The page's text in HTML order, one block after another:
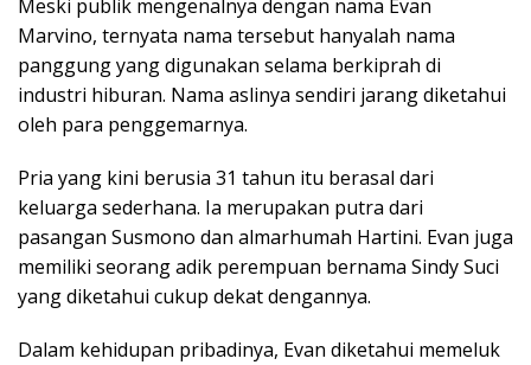
Meski publik mengenalnya dengan nama Evan
Marvino, ternyata nama tersebut hanyalah nama
panggung yang digunakan selama berkiprah di
industri hiburan. Nama aslinya sendiri jarang diketahui
oleh para penggemarnya.
Pria yang kini berusia 31 tahun itu berasal dari
keluarga sederhana. Ia merupakan putra dari
pasangan Susmono dan almarhumah Hartini. Evan juga
memiliki seorang adik perempuan bernama Sindy Suci
yang diketahui cukup dekat dengannya.
Dalam kehidupan pribadinya, Evan diketahui memeluk